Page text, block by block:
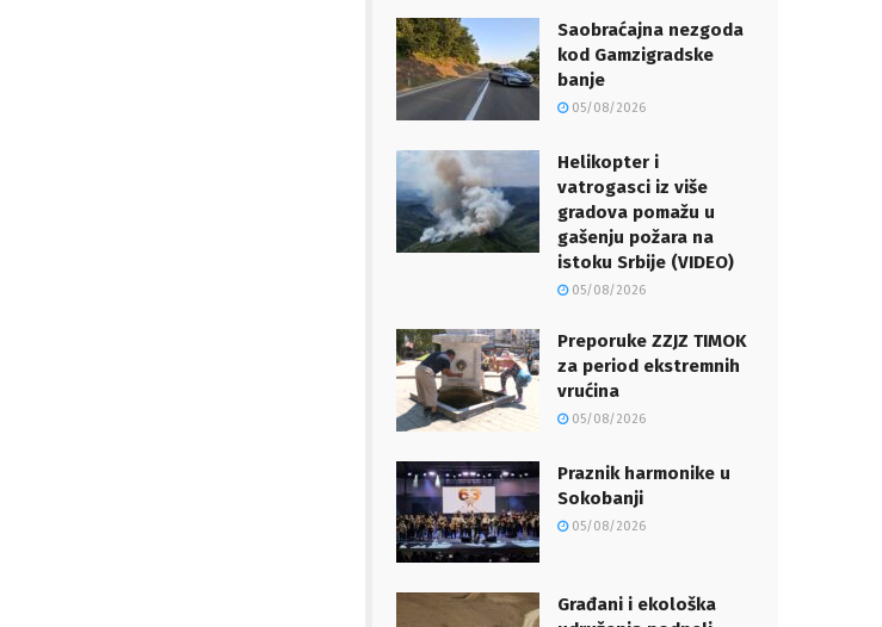
Saobraćajna nezgoda
kod Gamzigradske
banje
05/08/2026
Helikopter i
vatrogasci iz više
gradova pomažu u
gašenju požara na
istoku Srbije (VIDEO)
05/08/2026
Preporuke ZZJZ TIMOK
za period ekstremnih
vrućina
05/08/2026
Praznik harmonike u
Sokobanji
05/08/2026
Građani i ekološka